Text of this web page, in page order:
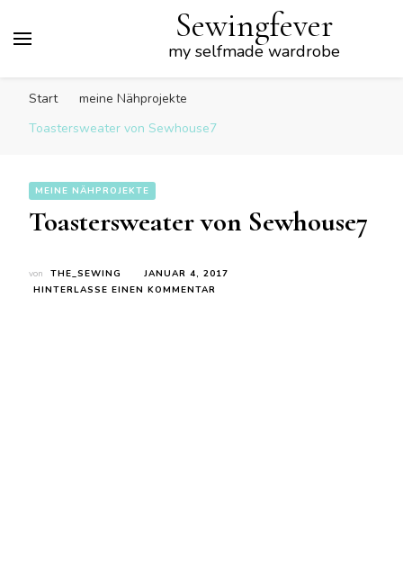
Sewingfever
my selfmade wardrobe
Start
meine Nähprojekte
Toastersweater von Sewhouse7
MEINE NÄHPROJEKTE
Toastersweater von Sewhouse7
von THE_SEWING
JANUAR 4, 2017
HINTERLASSE EINEN KOMMENTAR